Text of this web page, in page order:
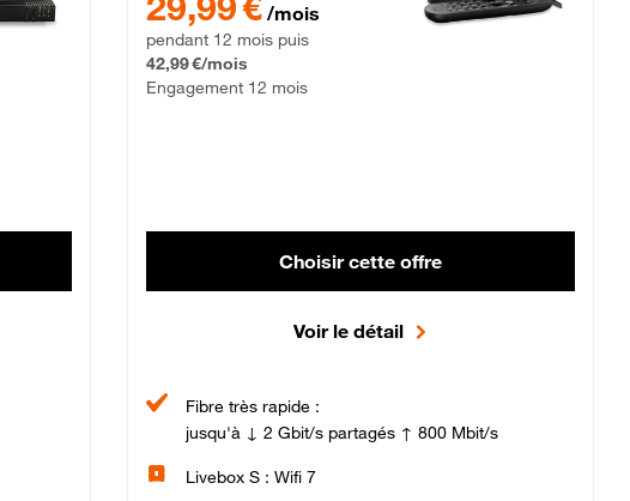
/mois
pendant 12 mois puis
42,99 €/mois
Engagement 12 mois
Choisir cette offre
Voir le détail
Fibre très rapide :
jusqu'à ↓ 2 Gbit/s partagés ↑ 800 Mbit/s
Livebox S : Wifi 7